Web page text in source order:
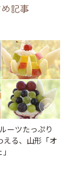
記事
ーツたっぷり
える、山形「オ